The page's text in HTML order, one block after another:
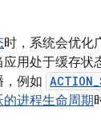
时，系统会优化
用处于缓存状
，例如
的进程生命周期